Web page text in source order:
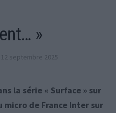
»
12 septembre 2025
la série « Surface » sur
micro de France Inter sur